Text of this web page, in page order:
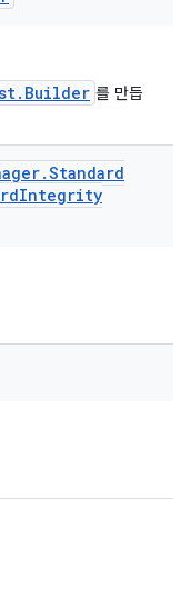
를 만듭
.Standard
Integrity